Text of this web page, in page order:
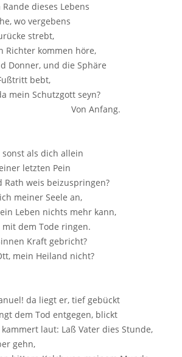
dieses Lebens
wo vergebens
strebt,
Richter kommen höre,
Donner, und die Sphäre
bebt,
mein Schutzgott seyn?
Anfang.
als dich allein
letzten Pein
Rath weis beizuspringen?
meiner Seele an,
Leben nichts mehr kann,
dem Tode ringen.
Kraft gebricht?
mein Heiland nicht?
da liegt er, tief gebückt
dem Tod entgegen, blickt
laut: Laß Vater dies Stunde,
gehn,